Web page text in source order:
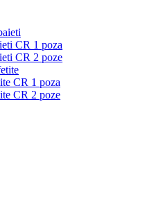
CR 1 poza
CR 2 poze
CR 1 poza
CR 2 poze